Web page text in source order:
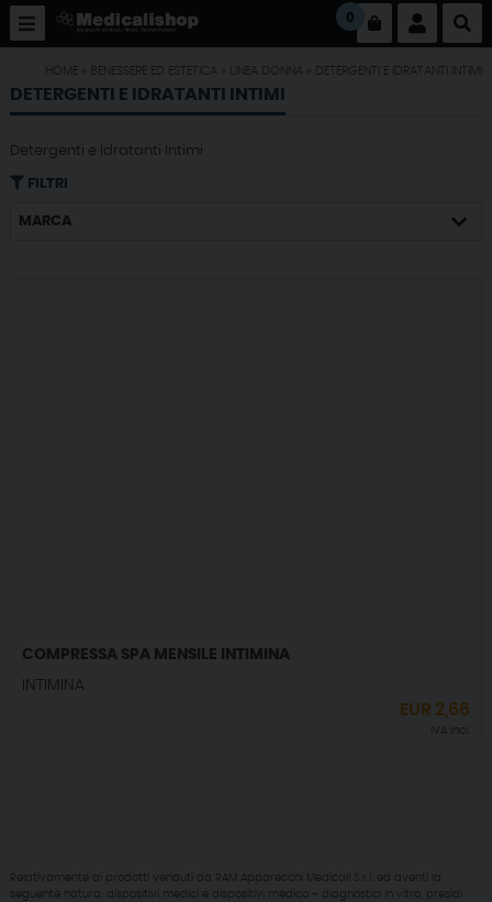
0
HOME BENESSERE ED ESTETICA LINEA DONNA DETERGENTI E IDRATANTI INTIMI
DETERGENTI E IDRATANTI INTIMI
Detergenti e Idratanti Intimi
FILTRI
MARCA
COMPRESSA SPA MENSILE INTIMINA
INTIMINA
EUR 2,66
IVA incl.
Relativamente ai prodotti venduti da RAM Apparecchi Medicali S.r.l. ed aventi la
seguente natura: dispositivi medici e dispositivi medico – diagnostici in vitro, presidi